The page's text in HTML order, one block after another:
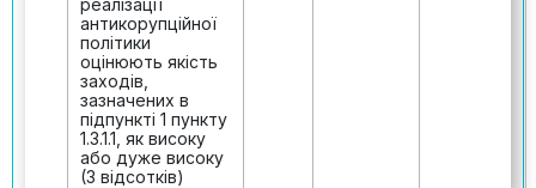
реалізації
антикорупційної
політики
оцінюють якість
заходів,
зазначених в
підпункті 1 пункту
1.3.1.1, як високу
або дуже високу
(3 відсотків)